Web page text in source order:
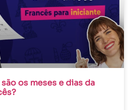
os meses e dias da